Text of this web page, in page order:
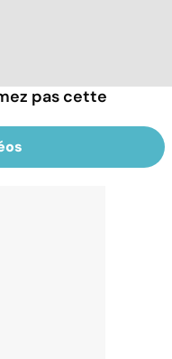
pas cette